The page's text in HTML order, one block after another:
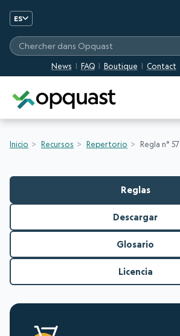
ES
News FAQ Boutique Contact
Chercher dans Opquast
Inicio Recursos Repertorio Regla n° 57
Reglas
Descargar
Glosario
Licencia